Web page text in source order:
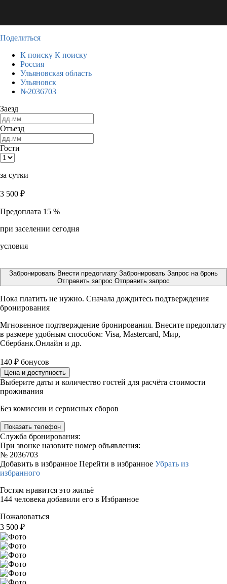
Поделиться
К поиску К поиску
Россия
Ульяновская область
Ульяновск
№2036703
Заезд
Отъезд
Гости
за сутки
3 500 ₽
Предоплата 15 %
при заселении сегодня
условия
Забронировать Внести предоплату Забронировать Запрос на бронь
Отправить запрос Отправить запрос
Пока платить не нужно. Сначала дождитесь подтверждения
бронирования
Мгновенное подтверждение бронирования. Внесите предоплату
в размере удобным способом: Visa, Mastercard, Мир,
Сбербанк.Онлайн и др.
140 ₽ бонусов
Цена и доступность
Выберите даты и количество гостей для расчёта стоимости
проживания
Без комиссии и сервисных сборов
Показать телефон
Служба бронирования:
При звонке назовите номер объявления:
№ 2036703
Добавить в избранное Перейти в избранное Убрать из
избранного
Гостям нравится это жильё
144 человека добавили его в Избранное
Пожаловаться
3 500 ₽